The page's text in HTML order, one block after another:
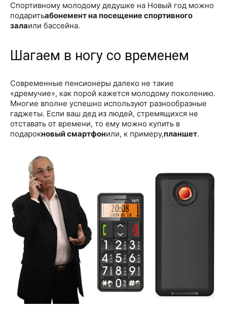
Спортивному молодому дедушке на Новый год можно
подаритьабонемент на посещение спортивного
залаили бассейна.
Шагаем в ногу со временем
Современные пенсионеры далеко не такие
«дремучие», как порой кажется молодому поколению.
Многие вполне успешно используют разнообразные
гаджеты. Если ваш дед из людей, стремящихся не
отставать от времени, то ему можно купить в
подарокновый смартфонили, к примеру,планшет.